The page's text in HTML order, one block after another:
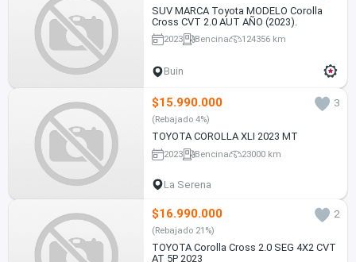
SUV MARCA Toyota MODELO Corolla
Cross CVT 2.0 AUT AÑO (2023).
2023 Bencina 124356 km
Buin
$15.990.000 3
(Rebajado 4%)
TOYOTA COROLLA XLI 2023 MT
2023 Bencina 23000 km
La Serena
$16.990.000 2
(Rebajado 21%)
TOYOTA Corolla Cross 2.0 SEG 4X2 CVT
AT 5P 2023